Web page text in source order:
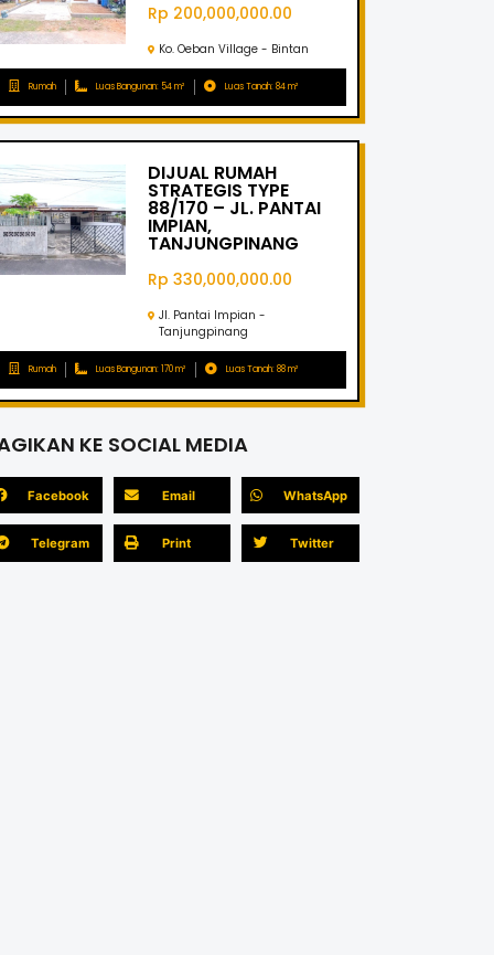
Rp 200,000,000.00
Ko. Oeban Village - Bintan
Rumah Luas Bangunan: 54 m² Luas Tanah: 84 m²
DIJUAL RUMAH
STRATEGIS TYPE
88/170 – JL. PANTAI
IMPIAN,
TANJUNGPINANG
Rp 330,000,000.00
Jl. Pantai Impian -
Tanjungpinang
Rumah Luas Bangunan: 170 m² Luas Tanah: 88 m²
KE SOCIAL MEDIA
Facebook Email WhatsApp
Telegram Print Twitter